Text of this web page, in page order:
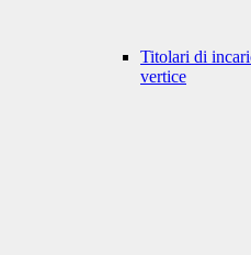
Titolari di
vertice